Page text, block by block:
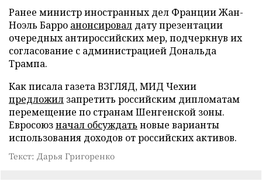
Ранее министр иностранных дел Франции Жан-
Ноэль Барро анонсировал дату презентации
очередных антироссийских мер, подчеркнув их
согласование с администрацией Дональда
Трампа.
Как писала газета ВЗГЛЯД, МИД Чехии
предложил запретить российским дипломатам
перемещение по странам Шенгенской зоны.
Евросоюзначал обсуждать новые варианты
использования доходов от российских активов.
Текст: Дарья Григоренко